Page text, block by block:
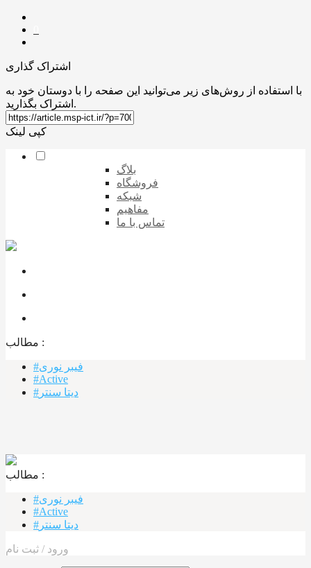
اشتراک گذاری
با استفاده از روش‌های زیر می‌توانید این صفحه را با دوستان خود به
اشتراک بگذارید.
کپی لینک
بلاگ
فروشگاه
شبکه
مفاهیم
تماس با ما
مطالب :‌
#فیبر نوری
#Active
#دیتا سنتر
مطالب :‌ ‌‌
#فیبر نوری
#Active
#دیتا سنتر
ورود / ثبت نام